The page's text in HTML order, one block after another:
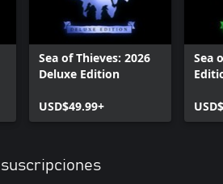
Sea of Thieves: 2026
Deluxe Edition
USD$49.99+
Sea